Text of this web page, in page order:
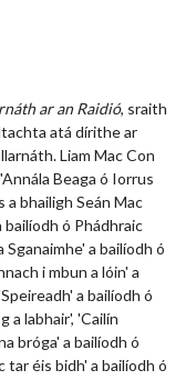
ar an Raidió, sraith
atá dírithe ar
Liam Mac Con
Beaga ó Iorrus
bhailigh Seán Mac
bailíodh ó Phádhraic
Sganaimhe' a bailíodh ó
i mbun a lóin' a
a bailíodh ó
a labhair', 'Cailín
bróga' a bailíodh ó
tar éis bidh' a bailíodh ó